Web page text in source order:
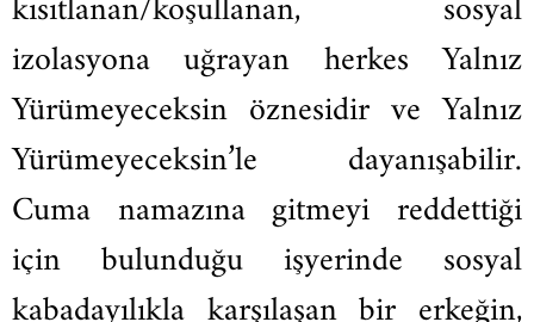
izolasyona uğrayan herkes Yalnız
Yürümeyeceksin öznesidir ve Yalnız
Yürümeyeceksin’le dayanışabilir.
Cuma namazına gitmeyi reddettiği
için bulunduğu işyerinde sosyal